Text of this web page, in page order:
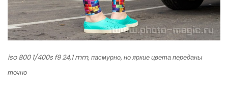
iso 800 1/400s f9 24,1 mm, пасмурно, но яркие цвета переданы
точно